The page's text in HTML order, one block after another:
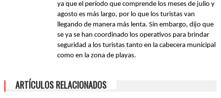
ya que el período que comprende los meses de julio y
agosto es más largo, por lo que los turistas van
llegando de manera más lenta. Sin embargo, dijo que
se ya se han coordinado los operativos para brindar
seguridad a los turistas tanto en la cabecera municipal
como en la zona de playas.
ARTÍCULOS RELACIONADOS